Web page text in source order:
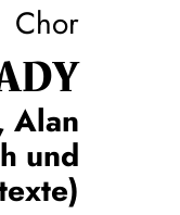
Chor
Alan
und